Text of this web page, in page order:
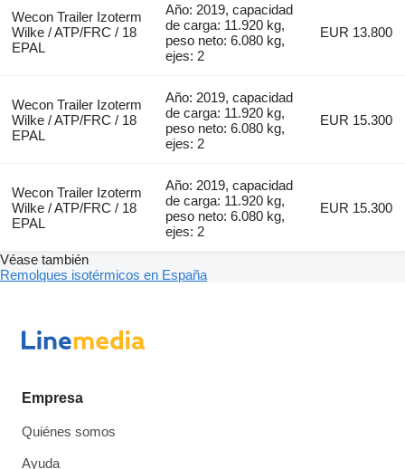
Wecon Trailer Izoterm
Wilke / ATP/FRC / 18
EPAL
Año: 2019, capacidad
de carga: 11.920 kg,
peso neto: 6.080 kg,
ejes: 2
EUR 13.800
Wecon Trailer Izoterm
Wilke / ATP/FRC / 18
EPAL
Año: 2019, capacidad
de carga: 11.920 kg,
peso neto: 6.080 kg,
ejes: 2
EUR 15.300
Wecon Trailer Izoterm
Wilke / ATP/FRC / 18
EPAL
Año: 2019, capacidad
de carga: 11.920 kg,
peso neto: 6.080 kg,
ejes: 2
EUR 15.300
Véase también
Remolques isotérmicos en España
Empresa
Quiénes somos
Ayuda